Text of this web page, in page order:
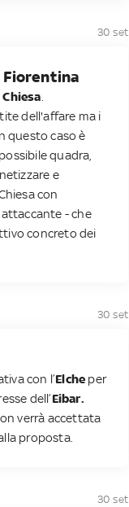
30 set
Fiorentina
Chiesa
dell'affare ma i
questo caso è
quadra,
e
con
- che
concreto dei
30 set
con l’Elche per
dell’Eibar.
verrà accettata
proposta.
30 set